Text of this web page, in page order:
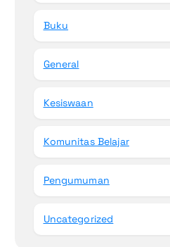
Buku
General
Kesiswaan
Komunitas Belajar
Pengumuman
Uncategorized